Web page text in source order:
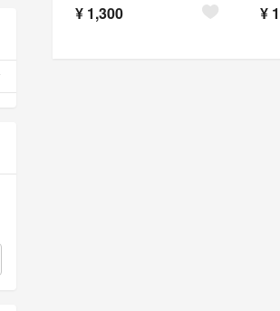
¥ 1,300 ¥